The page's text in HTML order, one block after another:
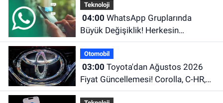
Teknoloji
04:00
Büyük Değişiklik! Herkesin
Beklediği Özellik Sonunda Geldi
Otomobil
03:00
Fiyat Güncellemesi! Corolla, C-HR,
RAV4 ve Hilux'un Yeni Fiyatları Belli